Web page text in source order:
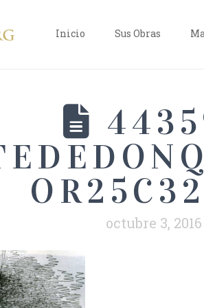
Inicio Sus Obras
octubre 3, 2016